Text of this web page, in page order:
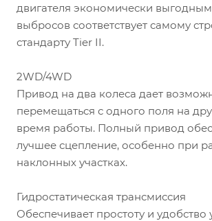
двигателя экономически
выбросов соответствует самому
стандарту Tier II.
2WD/4WD
Привод на два колеса дает
перемещаться с одного поля на
время работы. Полный привод
лучшее сцепление, особенно при
наклонных участках.
Гидростатическая трансмиссия
Обеспечивает простоту и удобство